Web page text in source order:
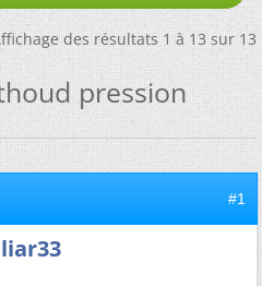
des résultats 1 à 13 sur 13
pression
#1